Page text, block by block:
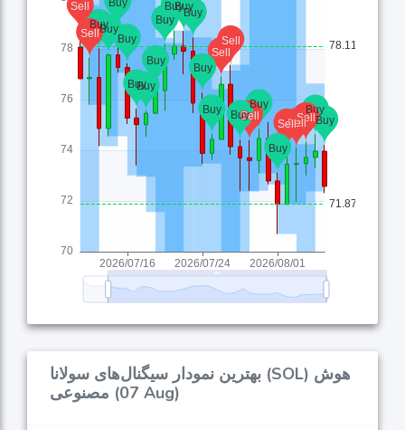
بهترین نمودار سیگنال‌های سولانا (SOL) هوش
مصنوعی (07 Aug)